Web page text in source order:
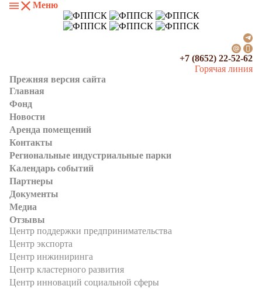
Меню
+7 (8652) 22-52-62
Горячая линия
Прежняя версия сайта
Главная
Фонд
Новости
Аренда помещений
Контакты
Региональные индустриальные парки
Календарь событий
Партнеры
Документы
Медиа
Отзывы
Центр поддержки предпринимательства
Центр экспорта
Центр инжиниринга
Центр кластерного развития
Центр инноваций социальной сферы